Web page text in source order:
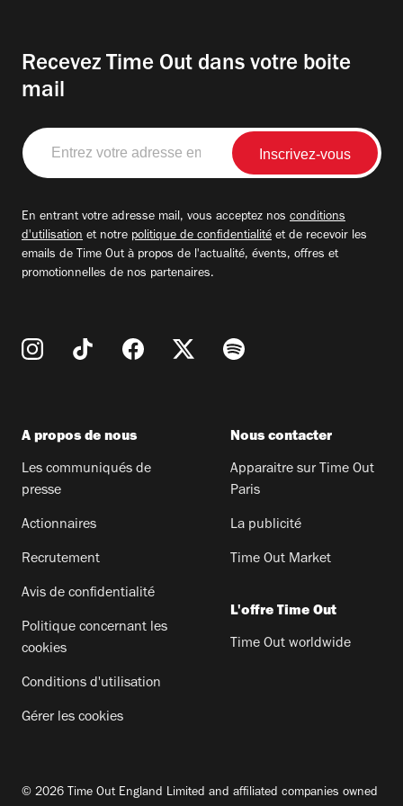
Recevez Time Out dans votre boite
mail
Entrez
votre
adresse
En entrant votre adresse mail, vous acceptez nos conditions
d'utilisation et notre politique de confidentialité et de recevoir les
emails de Time Out à propos de l'actualité, évents, offres et
promotionnelles de nos partenaires.
A propos de nous
Les communiqués de
presse
Actionnaires
Recrutement
Avis de confidentialité
Politique concernant les
cookies
Conditions d'utilisation
Gérer les cookies
Nous contacter
Apparaitre sur Time Out
Paris
La publicité
Time Out Market
L'offre Time Out
Time Out worldwide
© 2026 Time Out England Limited and affiliated companies owned